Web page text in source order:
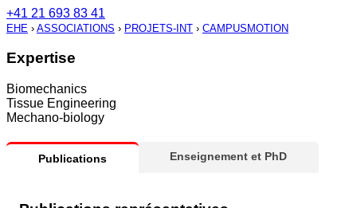
+41 21 693 83 41
EHE › ASSOCIATIONS › PROJETS-INT › CAMPUSMOTION
Expertise
Biomechanics
Tissue Engineering
Mechano-biology
Publications Enseignement et PhD